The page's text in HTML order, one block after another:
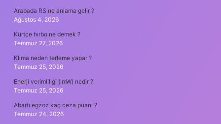
Arabada RS ne anlama gelir ?
Ağustos 4, 2026
Kürtçe hırbo ne demek ?
Temmuz 27, 2026
Klima neden terleme yapar ?
Temmuz 25, 2026
Enerji verimliliği (lmW) nedir ?
Temmuz 25, 2026
Abartı egzoz kaç ceza puanı ?
Temmuz 24, 2026